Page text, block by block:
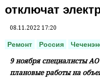
отключат
08.11.2022 17:20
Ремонт Россия
9 ноября специалисты
плановые работы на